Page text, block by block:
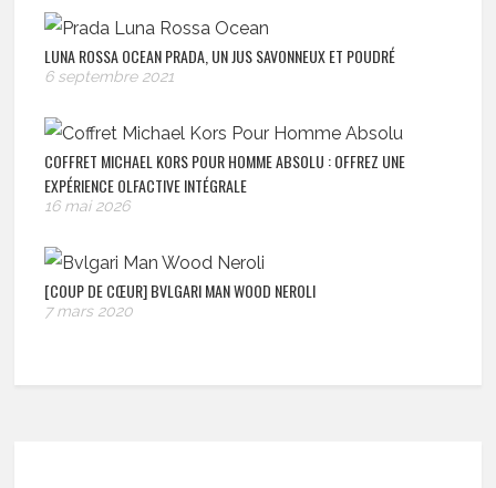
LUNA ROSSA OCEAN PRADA, UN JUS SAVONNEUX ET POUDRÉ
6 septembre 2021
COFFRET MICHAEL KORS POUR HOMME ABSOLU : OFFREZ UNE
EXPÉRIENCE OLFACTIVE INTÉGRALE
16 mai 2026
[COUP DE CŒUR] BVLGARI MAN WOOD NEROLI
7 mars 2020